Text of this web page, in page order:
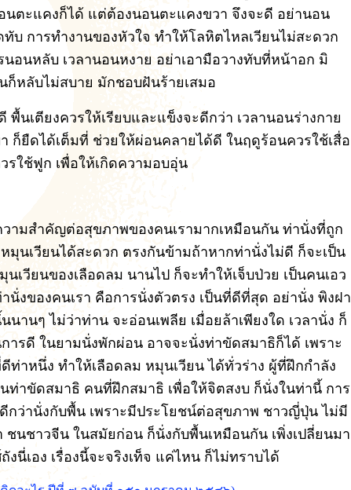
นตะแคงก็ได้ แต่ต้องนอนตะแคงขวา จึงจะดี อย่านอน
บ การทำงานของหัวใจ ทำให้โลหิตไหลเวียนไม่สะดวก
นอนหลับ เวลานอนหงาย อย่าเอามือวางทับที่หน้าอก มิ
หลับไม่สบาย มักชอบฝันร้ายเสมอ
พื้นเตียงควรให้เรียบและแข็งจะดีกว่า เวลานอนร่างกาย
ก็ยืดได้เต็มที่ ช่วยให้ผ่อนคลายได้ดี ในฤดูร้อนควรใช้เสื่อ
ใช้ฟูก เพื่อให้เกิดความอบอุ่น
ามสำคัญต่อสุขภาพของคนเรามากเหมือนกัน ท่านั่งที่ถูก
มุนเวียนได้สะดวก ตรงกันข้ามถ้าหากท่านั่งไม่ดี ก็จะเป็น
เวียนของเลือดลม นานไป ก็จะทำให้เจ็บป่วย เป็นคนเอว
นั่งของคนเรา คือการนั่งตัวตรง เป็นที่ดีที่สุด อย่านั่ง พิงฝา
นานๆ ไม่ว่าท่าน จะอ่อนเพลีย เมื่อยล้าเพียงใด เวลานั่ง ก็
ารดี ในยามนั่งพักผ่อน อาจจะนั่งท่าขัดสมาธิก็ได้ เพราะ
ท่าหนึ่ง ทำให้เลือดลม หมุนเวียน ได้ทั่วร่าง ผู้ที่ฝึกกำลัง
ท่าขัดสมาธิ คนที่ฝึกสมาธิ เพื่อให้จิตสงบ ก็นั่งในท่านี้ การ
กว่านั่งกับพื้น เพราะมีประโยชน์ต่อสุขภาพ ชาวญี่ปุ่น ไม่มี
ชนชาวจีน ในสมัยก่อน ก็นั่งกับพื้นเหมือนกัน เพิ่งเปลี่ยนมา
งนี่เอง เรื่องนี้จะจริงเท็จ แค่ไหน ก็ไม่ทราบได้